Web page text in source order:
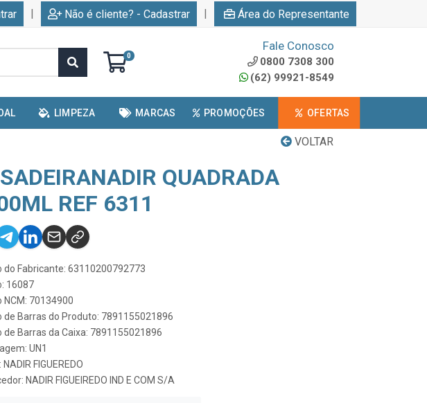
| Não é cliente? - Cadastrar | Área do Representante
0
Fale Conosco
0800 7308 300
(62) 99921-8549
LIMPEZA MARCAS PROMOÇÕES OFERTAS
VOLTAR
QUADRADA
REF 6311
do Fabricante: 63110200792773
16087
NCM: 70134900
de Barras do Produto: 7891155021896
de Barras da Caixa: 7891155021896
UN1
NADIR FIGUEREDO
NADIR FIGUEIREDO IND E COM S/A